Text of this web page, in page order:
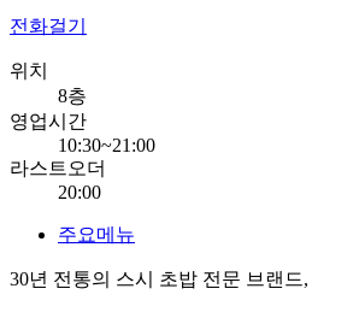
전화걸기
위치
8층
영업시간
10:30~21:00
라스트오더
20:00
주요메뉴
30년 전통의 스시 초밥 전문 브랜드,